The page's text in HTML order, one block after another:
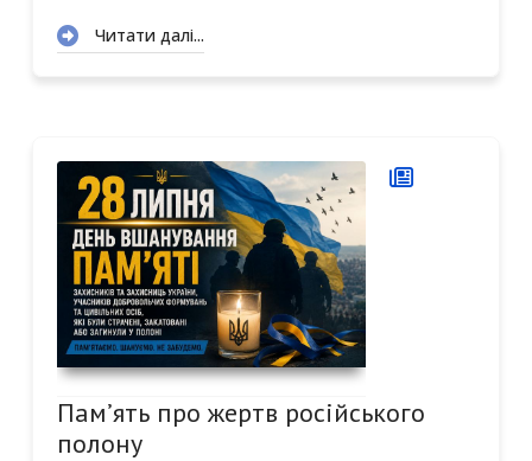
Читати далі...
Пам’ять про жертв російського
полону